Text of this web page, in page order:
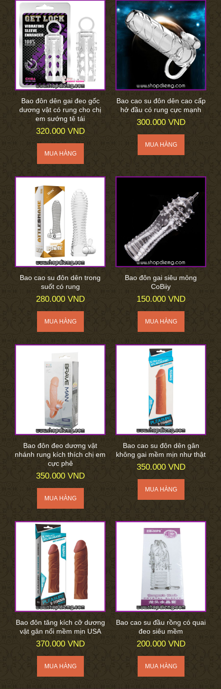
Bao đôn dên gai đeo gốc
dương vật có rung cho chị
em sướng tê tái
320.000 VND
Bao cao su đôn dên cao cấp
hở đầu có rung cực mạnh
300.000 VND
Bao cao su đôn dên trong
suốt có rung
280.000 VND
Bao đôn gai siêu mỏng
CoBiiy
150.000 VND
Bao đôn đeo dương vật
nhánh rung kích thích chị em
cực phê
350.000 VND
Bao cao su đôn dên gân
không gai mềm mịn như thật
350.000 VND
Bao đôn tăng kích cỡ dương
vật gân nổi mềm mịn USA
370.000 VND
Bao cao su đầu rồng có quai
đeo siêu mềm
200.000 VND